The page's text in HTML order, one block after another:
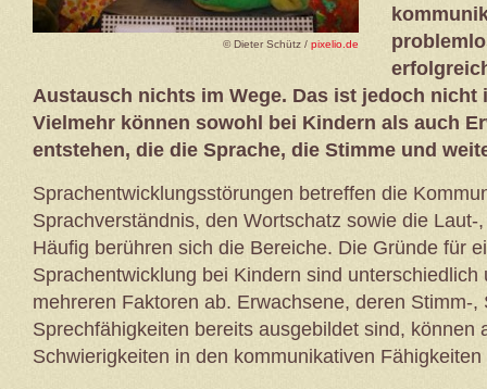
© Dieter Schütz / pixelio.de
Austausch nichts im Wege. Das ist jedoch nicht
Vielmehr können sowohl bei Kindern als auch
entstehen, die die Sprache, die Stimme und
Sprachentwicklungsstörungen betreffen die
Sprachverständnis, den Wortschatz sowie die
Häufig berühren sich die Bereiche. Die Gründe für
Sprachentwicklung bei Kindern sind unterschiedlich
mehreren Faktoren ab. Erwachsene, deren Stimm-,
Sprechfähigkeiten bereits ausgebildet sind, können
Schwierigkeiten in den kommunikativen